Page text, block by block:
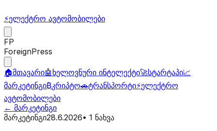
⚡ელექტრო ავტომობილები
FP
ForeignPress
🏠მთავარი🤖 ხელოვნური ინტელექტი🚀სტარტაპი📈
მარკეტინგი₿კრიპტო🚗ტრანსპორტი⚡ელექტრო
ავტომობილები
← მარკეტინგი
მარკეტინგი28.6.2026• 1 ნახვა